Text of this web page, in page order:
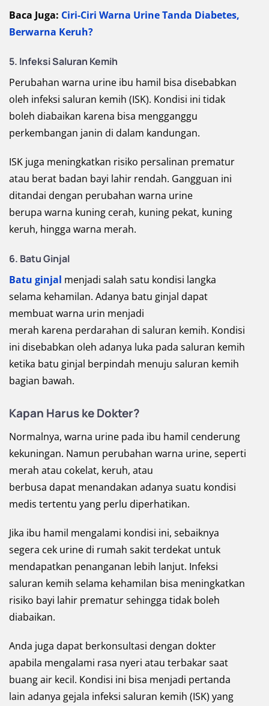
Baca Juga: Ciri-Ciri Warna Urine Tanda Diabetes,
Berwarna Keruh?
5. Infeksi Saluran Kemih
Perubahan warna urine ibu hamil bisa disebabkan
oleh infeksi saluran kemih (ISK). Kondisi ini tidak
boleh diabaikan karena bisa mengganggu
perkembangan janin di dalam kandungan.
ISK juga meningkatkan risiko persalinan prematur
atau berat badan bayi lahir rendah. Gangguan ini
ditandai dengan perubahan warna urine
berupa warna kuning cerah, kuning pekat, kuning
keruh, hingga warna merah.
6. Batu Ginjal
Batu ginjal menjadi salah satu kondisi langka
selama kehamilan. Adanya batu ginjal dapat
membuat warna urin menjadi
merah karena perdarahan di saluran kemih. Kondisi
ini disebabkan oleh adanya luka pada saluran kemih
ketika batu ginjal berpindah menuju saluran kemih
bagian bawah.
Kapan Harus ke Dokter?
Normalnya, warna urine pada ibu hamil cenderung
kekuningan. Namun perubahan warna urine, seperti
merah atau cokelat, keruh, atau
berbusa dapat menandakan adanya suatu kondisi
medis tertentu yang perlu diperhatikan.
Jika ibu hamil mengalami kondisi ini, sebaiknya
segera cek urine di rumah sakit terdekat untuk
mendapatkan penanganan lebih lanjut. Infeksi
saluran kemih selama kehamilan bisa meningkatkan
risiko bayi lahir prematur sehingga tidak boleh
diabaikan.
Anda juga dapat berkonsultasi dengan dokter
apabila mengalami rasa nyeri atau terbakar saat
buang air kecil. Kondisi ini bisa menjadi pertanda
lain adanya gejala infeksi saluran kemih (ISK) yang